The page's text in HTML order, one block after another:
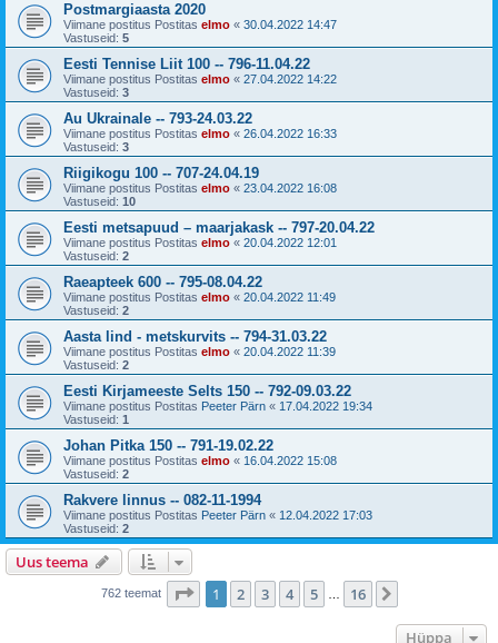
Postmargiaasta 2020
Viimane postitus Postitas elmo « 30.04.2022 14:47
Vastuseid: 5
Eesti Tennise Liit 100 -- 796-11.04.22
Viimane postitus Postitas elmo « 27.04.2022 14:22
Vastuseid: 3
Au Ukrainale -- 793-24.03.22
Viimane postitus Postitas elmo « 26.04.2022 16:33
Vastuseid: 3
Riigikogu 100 -- 707-24.04.19
Viimane postitus Postitas elmo « 23.04.2022 16:08
Vastuseid: 10
Eesti metsapuud – maarjakask -- 797-20.04.22
Viimane postitus Postitas elmo « 20.04.2022 12:01
Vastuseid: 2
Raeapteek 600 -- 795-08.04.22
Viimane postitus Postitas elmo « 20.04.2022 11:49
Vastuseid: 2
Aasta lind - metskurvits -- 794-31.03.22
Viimane postitus Postitas elmo « 20.04.2022 11:39
Vastuseid: 2
Eesti Kirjameeste Selts 150 -- 792-09.03.22
Viimane postitus Postitas Peeter Pärn « 17.04.2022 19:34
Vastuseid: 1
Johan Pitka 150 -- 791-19.02.22
Viimane postitus Postitas elmo « 16.04.2022 15:08
Vastuseid: 2
Rakvere linnus -- 082-11-1994
Viimane postitus Postitas Peeter Pärn « 12.04.2022 17:03
Vastuseid: 2
Uus teema
762 teemat 1 . leht16 -st
1 2 3 4 5 16
Hüppa